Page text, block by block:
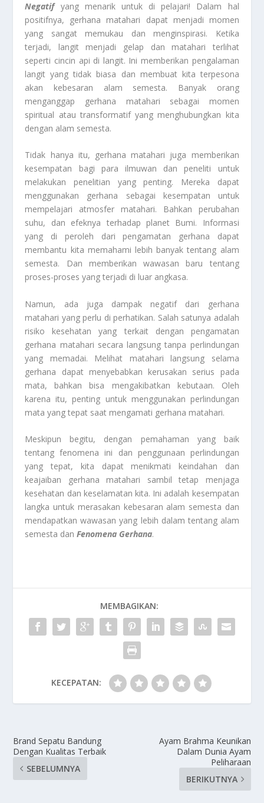
Negatif yang menarik untuk di pelajari! Dalam hal
positifnya, gerhana matahari dapat menjadi momen
yang sangat memukau dan menginspirasi. Ketika
terjadi, langit menjadi gelap dan matahari terlihat
seperti cincin api di langit. Ini memberikan pengalaman
langit yang tidak biasa dan membuat kita terpesona
akan kebesaran alam semesta. Banyak orang
menganggap gerhana matahari sebagai momen
spiritual atau transformatif yang menghubungkan kita
dengan alam semesta.
Tidak hanya itu, gerhana matahari juga memberikan
kesempatan bagi para ilmuwan dan peneliti untuk
melakukan penelitian yang penting. Mereka dapat
menggunakan gerhana sebagai kesempatan untuk
mempelajari atmosfer matahari. Bahkan perubahan
suhu, dan efeknya terhadap planet Bumi. Informasi
yang di peroleh dari pengamatan gerhana dapat
membantu kita memahami lebih banyak tentang alam
semesta. Dan memberikan wawasan baru tentang
proses-proses yang terjadi di luar angkasa.
Namun, ada juga dampak negatif dari gerhana
matahari yang perlu di perhatikan. Salah satunya adalah
risiko kesehatan yang terkait dengan pengamatan
gerhana matahari secara langsung tanpa perlindungan
yang memadai. Melihat matahari langsung selama
gerhana dapat menyebabkan kerusakan serius pada
mata, bahkan bisa mengakibatkan kebutaan. Oleh
karena itu, penting untuk menggunakan perlindungan
mata yang tepat saat mengamati gerhana matahari.
Meskipun begitu, dengan pemahaman yang baik
tentang fenomena ini dan penggunaan perlindungan
yang tepat, kita dapat menikmati keindahan dan
keajaiban gerhana matahari sambil tetap menjaga
kesehatan dan keselamatan kita. Ini adalah kesempatan
langka untuk merasakan kebesaran alam semesta dan
mendapatkan wawasan yang lebih dalam tentang alam
semesta danFenomena Gerhana.
MEMBAGIKAN:
KECEPATAN:
Brand Sepatu Bandung
Dengan Kualitas Terbaik
SEBELUMNYA
Ayam Brahma Keunikan
Dalam Dunia Ayam
Peliharaan
BERIKUTNYA